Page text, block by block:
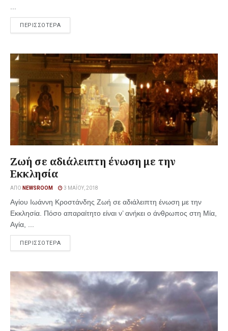
ΠΕΡΙΣΣΟΤΕΡΑ
Ζωή σε αδιάλειπτη ένωση με την
Εκκλησία
ΑΠΌ NEWSROOM 3 ΜΑΪ́ΟΥ, 2018
Αγίου Ιωάννη Κροστάνδης Ζωή σε αδιάλειπτη ένωση με την
Εκκλησία. Πόσο απαραίτητο είναι ν’ ανήκει ο άνθρωπος στη Μία,
Αγία, ...
ΠΕΡΙΣΣΟΤΕΡΑ